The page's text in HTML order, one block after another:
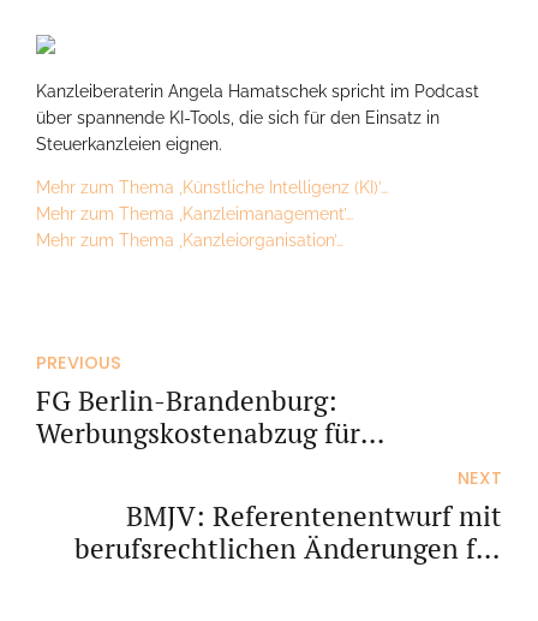
Kanzleiberaterin Angela Hamatschek spricht im Podcast
über spannende KI-Tools, die sich für den Einsatz in
Steuerkanzleien eignen.
Mehr zum Thema ‚Künstliche Intelligenz (KI)’…
Mehr zum Thema ‚Kanzleimanagement’…
Mehr zum Thema ‚Kanzleiorganisation’…
PREVIOUS
FG Berlin-Brandenburg:
Werbungskostenabzug für
NEXT
BMJV: Referentenentwurf mit
berufsrechtlichen Änderungen für